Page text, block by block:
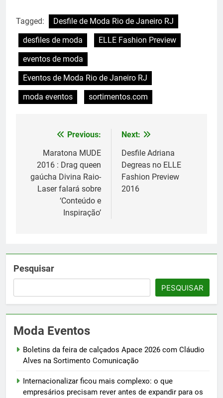
Tagged:
Desfile de Moda Rio de Janeiro RJ
desfiles de moda
ELLE Fashion Preview
eventos de moda
Eventos de Moda Rio de Janeiro RJ
moda eventos
sortimentos.com
Navegação
Post
Previous:
Maratona MUDE
2016 : Drag queen
gaúcha Divina Raio-
Laser falará sobre
‘Conteúdo e
Inspiração’
Next:
Desfile Adriana
Degreas no ELLE
Fashion Preview
2016
Pesquisar
PESQUISAR
Moda Eventos
Boletins da feira de calçados Apace 2026 com Cláudio
Alves na Sortimento Comunicação
Internacionalizar ficou mais complexo: o que
empresários precisam rever antes de expandir para os